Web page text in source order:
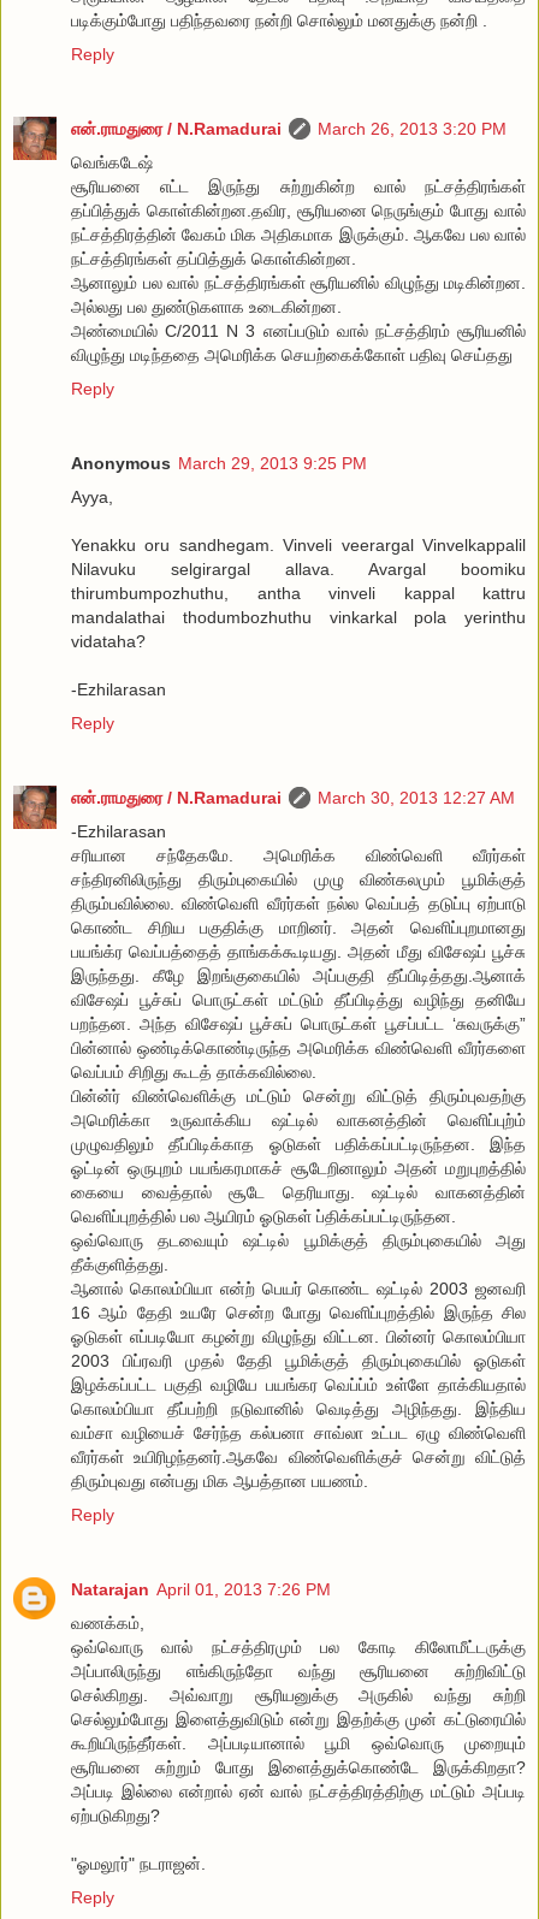
படிக்கும்போது பதிந்தவரை நன்றி சொல்லும் மனதுக்கு நன்றி .
Reply
என்.ராமதுரை / N.Ramadurai
March 26, 2013 3:20 PM
வெங்கடேஷ்
சூரியனை எட்ட இருந்து சுற்றுகின்ற வால் நட்சத்திரங்கள்
தப்பித்துக் கொள்கின்றன.தவிர, சூரியனை நெருங்கும் போது வால்
நட்சத்திரத்தின் வேகம் மிக அதிகமாக இருக்கும். ஆகவே பல வால்
நட்சத்திரங்கள் தப்பித்துக் கொள்கின்றன.
ஆனாலும் பல வால் நட்சத்திரங்கள் சூரியனில் விழுந்து மடிகின்றன.
அல்லது பல துண்டுகளாக உடைகின்றன.
அண்மையில் C/2011 N 3 எனப்படும் வால் நட்சத்திரம் சூரியனில்
விழுந்து மடிந்ததை அமெரிக்க செயற்கைக்கோள் பதிவு செய்தது
Reply
Anonymous March 29, 2013 9:25 PM
Ayya,
Yenakku oru sandhegam. Vinveli veerargal Vinvelkappalil
Nilavuku selgirargal allava. Avargal boomiku
thirumbumpozhuthu, antha vinveli kappal kattru
mandalathai thodumbozhuthu vinkarkal pola yerinthu
vidataha?
-Ezhilarasan
Reply
என்.ராமதுரை / N.Ramadurai
March 30, 2013 12:27 AM
-Ezhilarasan
சரியான சந்தேகமே. அமெரிக்க விண்வெளி வீரர்கள்
சந்திரனிலிருந்து திரும்புகையில் முழு விண்கலமும் பூமிக்குத்
திரும்பவில்லை. விண்வெளி வீரர்கள் நல்ல வெப்பத் தடுப்பு ஏற்பாடு
கொண்ட சிறிய பகுதிக்கு மாறினர். அதன் வெளிப்புறமானது
பயங்க்ர வெப்பத்தைத் தாங்கக்கூடியது. அதன் மீது விசேஷப் பூச்சு
இருந்தது. கீழே இறங்குகையில் அப்பகுதி தீப்பிடித்தது.ஆனாக்
விசேஷப் பூச்சுப் பொருட்கள் மட்டும் தீப்பிடித்து வழிந்து தனியே
பறந்தன. அந்த விசேஷப் பூச்சுப் பொருட்கள் பூசப்பட்ட ‘சுவருக்கு”
பின்னால் ஒண்டிக்கொண்டிருந்த அமெரிக்க விண்வெளி வீரர்களை
வெப்பம் சிறிது கூடத் தாக்கவில்லை.
பின்ன்ர் விண்வெளிக்கு மட்டும் சென்று விட்டுத் திரும்புவதற்கு
அமெரிக்கா உருவாக்கிய ஷட்டில் வாகனத்தின் வெளிப்புற்ம்
முழுவதிலும் தீப்பிடிக்காத ஓடுகள் பதிக்கப்பட்டிருந்தன. இந்த
ஓட்டின் ஒருபுறம் பயங்கரமாகச் சூடேறினாலும் அதன் மறுபுறத்தில்
கையை வைத்தால் சூடே தெரியாது. ஷட்டில் வாகனத்தின்
வெளிப்புறத்தில் பல ஆயிரம் ஓடுகள் ப்திக்கப்பட்டிருந்தன.
ஒவ்வொரு தடவையும் ஷட்டில் பூமிக்குத் திரும்புகையில் அது
தீக்குளித்தது.
ஆனால் கொலம்பியா என்ற் பெயர் கொண்ட ஷட்டில் 2003 ஜனவரி
16 ஆம் தேதி உயரே சென்ற போது வெளிப்புறத்தில் இருந்த சில
ஓடுகள் எப்படியோ கழன்று விழுந்து விட்டன. பின்னர் கொலம்பியா
2003 பிப்ரவரி முதல் தேதி பூமிக்குத் திரும்புகையில் ஓடுகள்
இழக்கப்பட்ட பகுதி வழியே பயங்கர வெப்ப்ம் உள்ளே தாக்கியதால்
கொலம்பியா தீப்பற்றி நடுவானில் வெடித்து அழிந்தது. இந்திய
வம்சா வழியைச் சேர்ந்த கல்பனா சாவ்லா உட்பட ஏழு விண்வெளி
வீரர்கள் உயிரிழந்தனர்.ஆகவே விண்வெளிக்குச் சென்று விட்டுத்
திரும்புவது என்பது மிக ஆபத்தான பயணம்.
Reply
Natarajan April 01, 2013 7:26 PM
வணக்கம்,
ஒவ்வொரு வால் நட்சத்திரமும் பல கோடி கிலோமீட்டருக்கு
அப்பாலிருந்து எங்கிருந்தோ வந்து சூரியனை சுற்றிவிட்டு
செல்கிறது. அவ்வாறு சூரியனுக்கு அருகில் வந்து சுற்றி
செல்லும்போது இளைத்துவிடும் என்று இதற்க்கு முன் கட்டுரையில்
கூறியிருந்தீர்கள். அப்படியானால் பூமி ஒவ்வொரு முறையும்
சூரியனை சுற்றும் போது இளைத்துக்கொண்டே இருக்கிறதா?
அப்படி இல்லை என்றால் ஏன் வால் நட்சத்திரத்திற்கு மட்டும் அப்படி
ஏற்படுகிறது?
"ஓமலூர்" நடராஜன்.
Reply